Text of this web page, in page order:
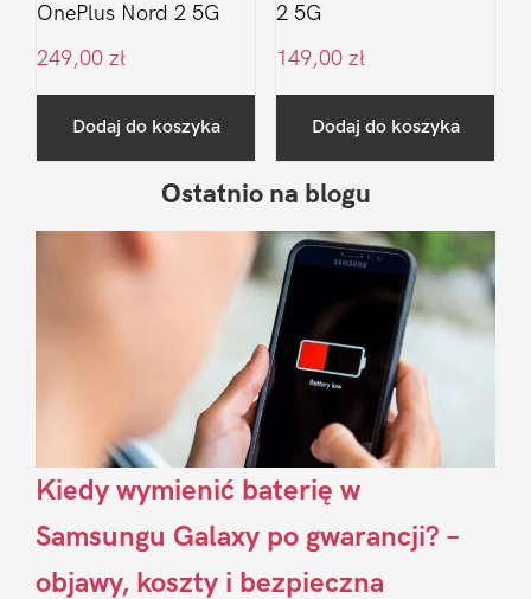
OnePlus Nord 2 5G
249,00 zł
Dodaj do koszyka
2 5G
149,00 zł
Dodaj do koszyka
Sidebar
Ostatnio na blogu
Kiedy wymienić baterię w
Samsungu Galaxy po gwarancji? –
objawy, koszty i bezpieczna